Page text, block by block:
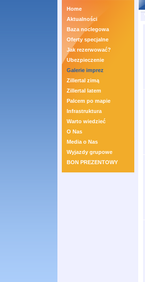
Home
Aktualności
Baza noclegowa
Oferty specjalne
Jak rezerwować?
Ubezpieczenie
Galerie imprez
Zillertal zimą
Zillertal latem
Palcem po mapie
Infrastruktura
Warto wiedzieć
O Nas
Media o Nas
Wyjazdy grupowe
BON PREZENTOWY